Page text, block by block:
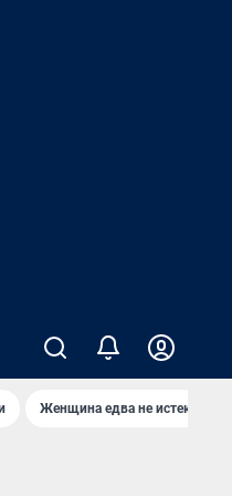
Женщина едва не истекла